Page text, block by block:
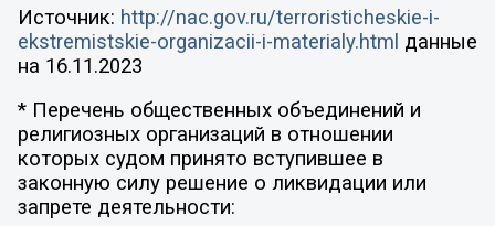
Источник: http://nac.gov.ru/terroristicheskie-i-
ekstremistskie-organizacii-i-materialy.html данные
на 16.11.2023
* Перечень общественных объединений и
религиозных организаций в отношении
которых судом принято вступившее в
законную силу решение о ликвидации или
запрете деятельности: